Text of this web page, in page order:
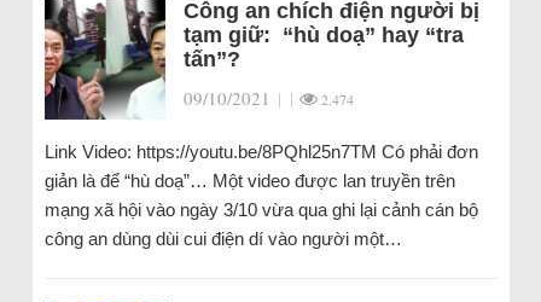
Công an chích điện người bị
tạm giữ: “hù doạ” hay “tra
tấn”?
09/10/2021 | | 2.474
Link Video: https://youtu.be/8PQhl25n7TM Có phải đơn
giản là để “hù doạ”… Một video được lan truyền trên
mạng xã hội vào ngày 3/10 vừa qua ghi lại cảnh cán bộ
công an dùng dùi cui điện dí vào người một…